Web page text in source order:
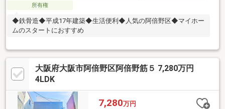
所有権
◆鉄骨造◆平成17年建築◆生活便利◆人気の阿倍野区◆マイホー
ムのスタートにおすすめ
大阪府大阪市阿倍野区阿倍野筋５ 7,280万円
4LDK
7,280万円